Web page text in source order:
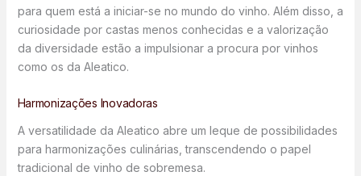
para quem está a iniciar-se no mundo do vinho. Além disso, a
curiosidade por castas menos conhecidas e a valorização
da diversidade estão a impulsionar a procura por vinhos
como os da Aleatico.
Harmonizações Inovadoras
A versatilidade da Aleatico abre um leque de possibilidades
para harmonizações culinárias, transcendendo o papel
tradicional de vinho de sobremesa.